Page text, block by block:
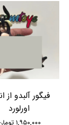
فیگور آلبدو از
اورلورد
۱,۹۵۰,۰۰۰ تومان